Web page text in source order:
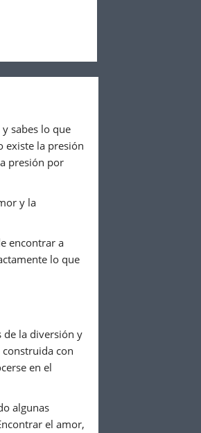
sabes lo que
existe la presión
presión por
y la
encontrar a
lo que
de la diversión y
con
en el
algunas
el amor,